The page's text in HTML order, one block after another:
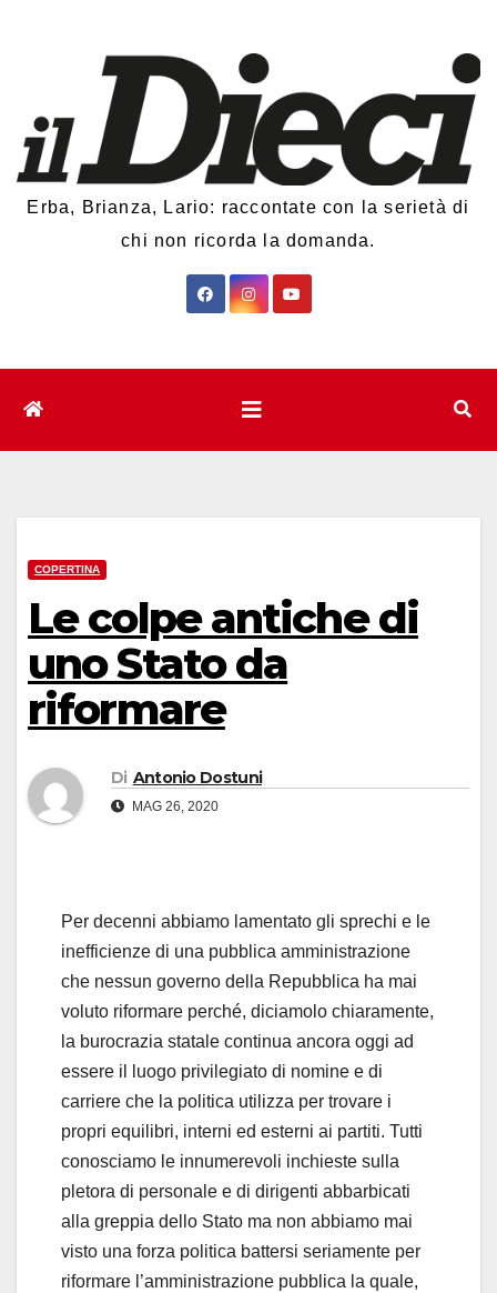
Erba, Brianza, Lario: raccontate con la serietà di
chi non ricorda la domanda.
COPERTINA
Le colpe antiche di
uno Stato da
riformare
Di Antonio Dostuni
MAG 26, 2020
Per decenni abbiamo lamentato gli sprechi e le
inefficienze di una pubblica amministrazione
che nessun governo della Repubblica ha mai
voluto riformare perché, diciamolo chiaramente,
la burocrazia statale continua ancora oggi ad
essere il luogo privilegiato di nomine e di
carriere che la politica utilizza per trovare i
propri equilibri, interni ed esterni ai partiti. Tutti
conosciamo le innumerevoli inchieste sulla
pletora di personale e di dirigenti abbarbicati
alla greppia dello Stato ma non abbiamo mai
visto una forza politica battersi seriamente per
riformare l’amministrazione pubblica la quale,